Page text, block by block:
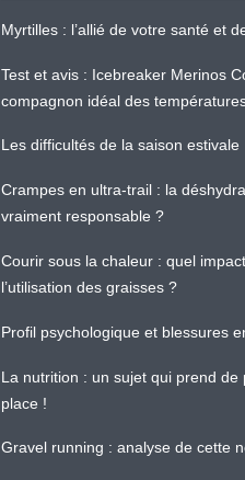
Myrtilles : l’allié de votre santé et
Test et avis : Icebreaker Merinos
compagnon idéal des
Les difficultés de la saison estivale
Crampes en ultra-trail : la
vraiment responsable ?
Courir sous la chaleur : quel
l’utilisation des graisses ?
Profil psychologique et blessures
La nutrition : un sujet qui prend de
place !
Gravel running : analyse de cette